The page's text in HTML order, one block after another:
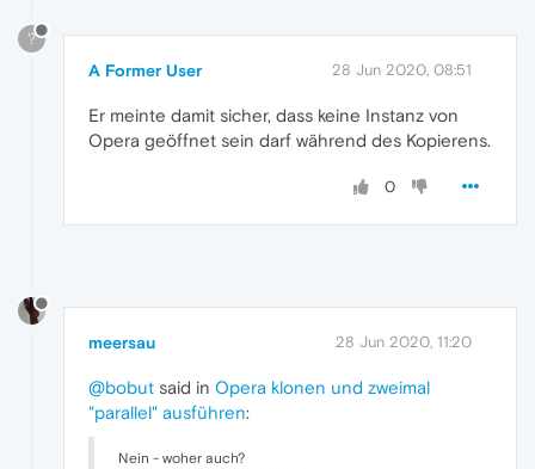
?
A Former User 28 Jun 2020, 08:51
Er meinte damit sicher, dass keine Instanz von
Opera geöffnet sein darf während des Kopierens.
0
meersau 28 Jun 2020, 11:20
@bobut said in Opera klonen und zweimal
"parallel" ausführen:
Nein - woher auch?